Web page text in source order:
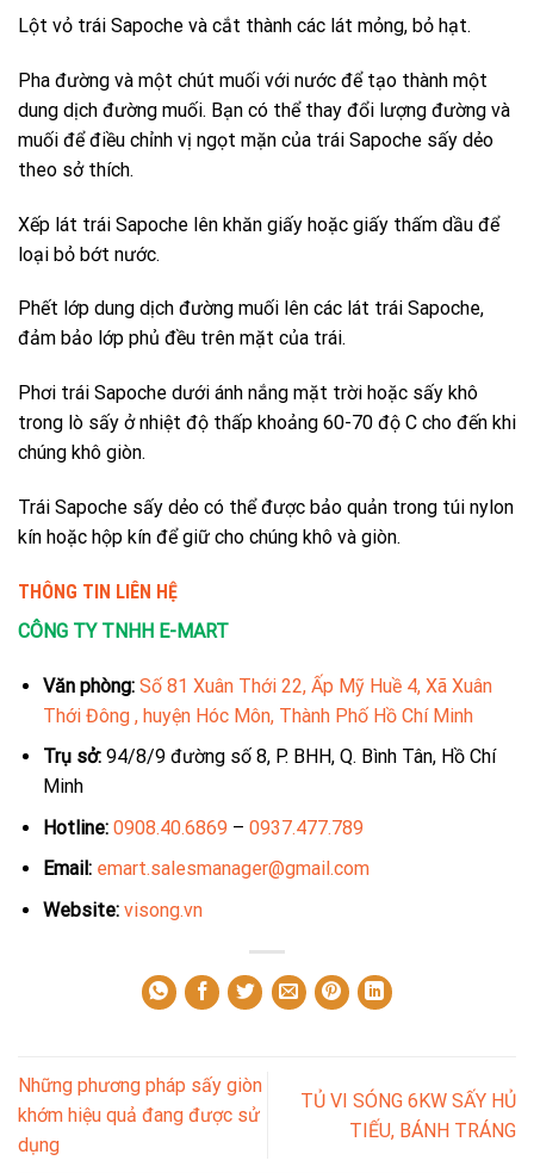
Lột vỏ trái Sapoche và cắt thành các lát mỏng, bỏ hạt.
Pha đường và một chút muối với nước để tạo thành một
dung dịch đường muối. Bạn có thể thay đổi lượng đường và
muối để điều chỉnh vị ngọt mặn của trái Sapoche sấy dẻo
theo sở thích.
Xếp lát trái Sapoche lên khăn giấy hoặc giấy thấm dầu để
loại bỏ bớt nước.
Phết lớp dung dịch đường muối lên các lát trái Sapoche,
đảm bảo lớp phủ đều trên mặt của trái.
Phơi trái Sapoche dưới ánh nắng mặt trời hoặc sấy khô
trong lò sấy ở nhiệt độ thấp khoảng 60-70 độ C cho đến khi
chúng khô giòn.
Trái Sapoche sấy dẻo có thể được bảo quản trong túi nylon
kín hoặc hộp kín để giữ cho chúng khô và giòn.
THÔNG TIN LIÊN HỆ
CÔNG TY TNHH E-MART
Văn phòng: Số 81 Xuân Thới 22, Ấp Mỹ Huề 4, Xã Xuân
Thới Đông , huyện Hóc Môn, Thành Phố Hồ Chí Minh
Trụ sở:94/8/9 đường số 8, P. BHH, Q. Bình Tân, Hồ Chí
Minh
Hotline: 0908.40.6869 – 0937.477.789
Email: emart.salesmanager@gmail.com
Website: visong.vn
Những phương pháp sấy giòn
khớm hiệu quả đang được sử
dụng
TỦ VI SÓNG 6KW SẤY HỦ
TIẾU, BÁNH TRÁNG